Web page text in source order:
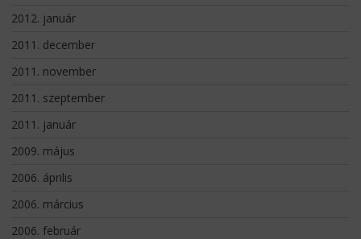
2012. január
2011. december
2011. november
2011. szeptember
2011. január
2009. május
2006. április
2006. március
2006. február